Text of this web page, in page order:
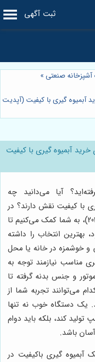
ثبت آگهی
آشپزخانه صنعتی »
آبمیوه گیری با کیفیت (آپدیت
خرید آبمیوه گیری با کیفیت
آیا می‌دانید چه
با کیفیت نقش دارند؟ در
این راهنمای جامع و به‌روز (آپدیت 2024)، به شما کمک می‌کنیم تا
بهترین انتخاب را داشته
و خوشمزه در خانه یا محل
مناسب نیازمند توجه به
و جنس بدنه گرفته تا
می‌توانند تجربه شما از
یک دستگاه خوب نه تنها
تولید کند، بلکه باید دوام
باشد.
آبمیوه گیری باکیفیت در